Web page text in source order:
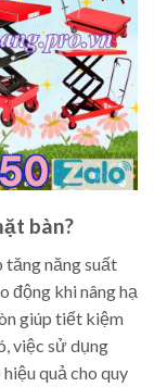
bàn?
tăng năng suất
động khi nâng hạ
giúp tiết kiệm
việc sử dụng
quả cho quy